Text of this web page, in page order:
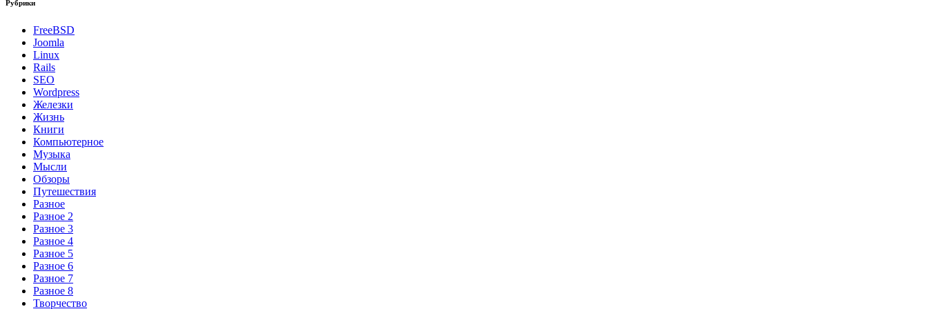
Рубрики
FreeBSD
Joomla
Linux
Rails
SEO
Wordpress
Железки
Жизнь
Книги
Компьютерное
Музыка
Мысли
Обзоры
Путешествия
Разное
Разное 2
Разное 3
Разное 4
Разное 5
Разное 6
Разное 7
Разное 8
Творчество